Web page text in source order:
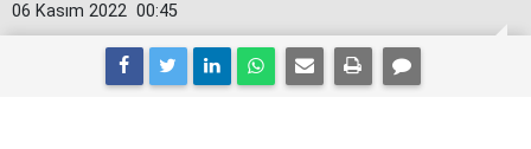
00:45
06 Kasım 2022